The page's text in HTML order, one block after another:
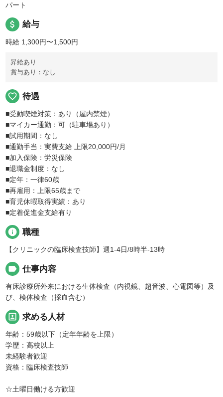
パート
attach_money 給与
時給 1,300円〜1,500円
昇給あり
賞与あり：なし
favorite_border 待遇
■受動喫煙対策：あり（屋内禁煙）
■マイカー通勤：可（駐車場あり）
■試用期間：なし
■通勤手当：実費支給 上限20,000円/月
■加入保険：労災保険
■退職金制度：なし
■定年：一律60歳
■再雇用：上限65歳まで
■育児休暇取得実績：あり
■定着促進金支給有り
info 職種
【クリニックの臨床検査技師】週1-4日/8時半-13時
label 仕事内容
有床診療所外来における生体検査（内視鏡、超音波、心電図等）及
び、検体検査（採血含む）
portrait 求める人材
年齢：59歳以下（定年年齢を上限）
学歴：高校以上
未経験者歓迎
資格：臨床検査技師
☆土曜日働ける方歓迎